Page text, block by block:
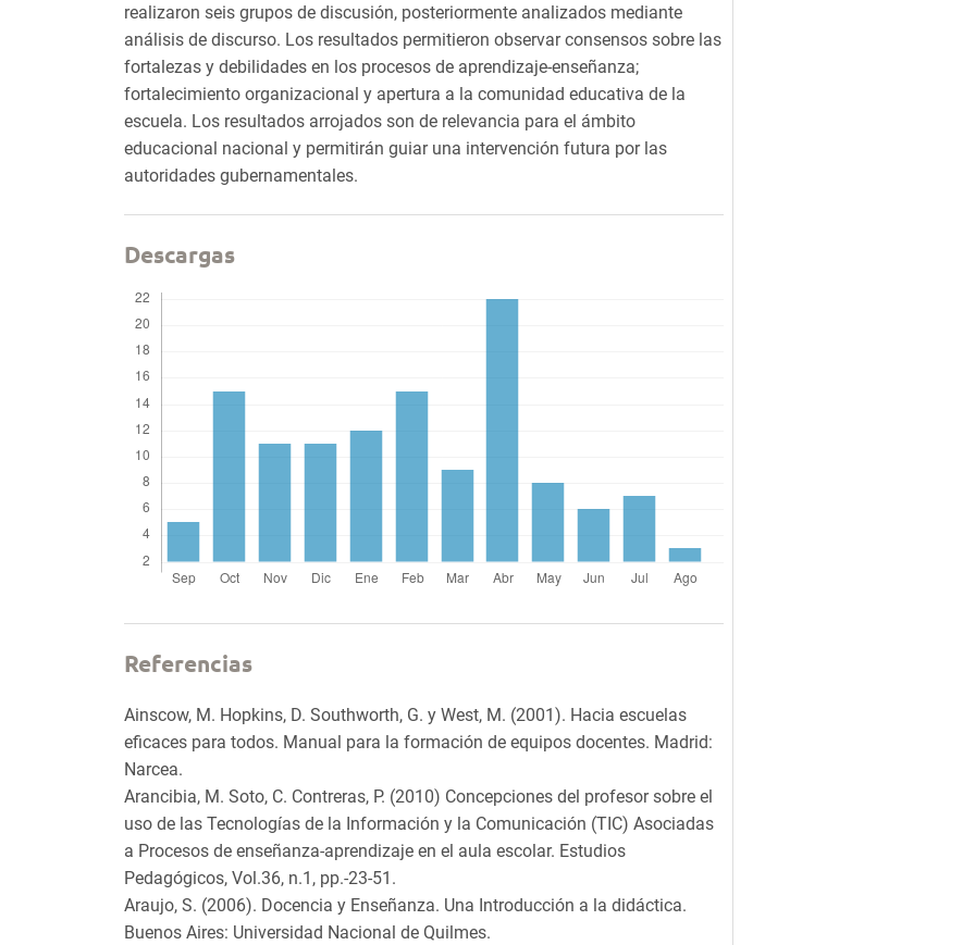
realizaron seis grupos de discusión, posteriormente analizados mediante
análisis de discurso. Los resultados permitieron observar consensos sobre las
fortalezas y debilidades en los procesos de aprendizaje-enseñanza;
fortalecimiento organizacional y apertura a la comunidad educativa de la
escuela. Los resultados arrojados son de relevancia para el ámbito
educacional nacional y permitirán guiar una intervención futura por las
autoridades gubernamentales.
Descargas
Referencias
Ainscow, M. Hopkins, D. Southworth, G. y West, M. (2001). Hacia escuelas
eficaces para todos. Manual para la formación de equipos docentes. Madrid:
Narcea.
Arancibia, M. Soto, C. Contreras, P. (2010) Concepciones del profesor sobre el
uso de las Tecnologías de la Información y la Comunicación (TIC) Asociadas
a Procesos de enseñanza-aprendizaje en el aula escolar. Estudios
Pedagógicos, Vol.36, n.1, pp.-23-51.
Araujo, S. (2006). Docencia y Enseñanza. Una Introducción a la didáctica.
Buenos Aires: Universidad Nacional de Quilmes.